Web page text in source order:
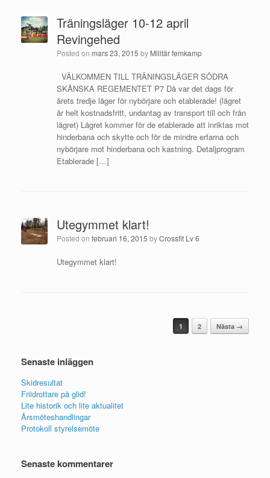
Träningsläger 10-12 april
Revingehed
Posted on mars 23, 2015 by Militär femkamp
VÄLKOMMEN TILL TRÄNINGSLÄGER SÖDRA
SKÅNSKA REGEMENTET P7 Då var det dags för
årets tredje läger för nybörjare och etablerade! (lägret
är helt kostnadsfritt, undantag av transport till och från
lägret) Lägret kommer för de etablerade att inriktas mot
hinderbana och skytte och för de mindre erfarna och
nybörjare mot hinderbana och kastning. Detaljprogram
Etablerade […]
Utegymmet klart!
Posted on februari 16, 2015 byCrossfit Lv 6
Utegymmet klart!
1 2 Nästa →
Senaste inläggen
Skidresultat
Friidrottare på glid!
Lite historik och lite aktualitet
Årsmöteshandlingar
Protokoll styrelsemöte
Senaste kommentarer